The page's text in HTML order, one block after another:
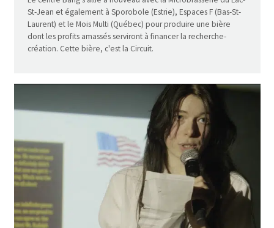
St-Jean et également à Sporobole (Estrie), Espaces F (Bas-St-
Laurent) et le Mois Multi (Québec) pour produire une bière
dont les profits amassés serviront à financer la recherche-
création. Cette bière, c'est la Circuit.